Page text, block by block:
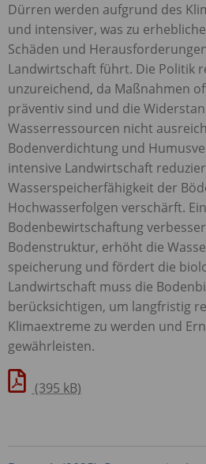
Dürren werden aufgrund des
und intensiver, was zu
Schäden und
Landwirtschaft führt. Die Politik
unzureichend, da Maßnahmen
präventiv sind und die
Wasserressourcen nicht
Bodenverdichtung und
intensive Landwirtschaft
Wasserspeicherfähigkeit der
Hochwasserfolgen verschärft.
Bodenbewirtschaftung
Bodenstruktur, erhöht die
speicherung und fördert die
Landwirtschaft muss die
berücksichtigen, um langfristig
Klimaextreme zu werden und
gewährleisten.
(395 kB)